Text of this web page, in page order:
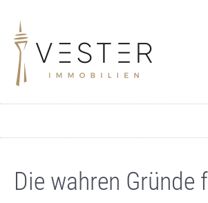
Die wahren Gründe